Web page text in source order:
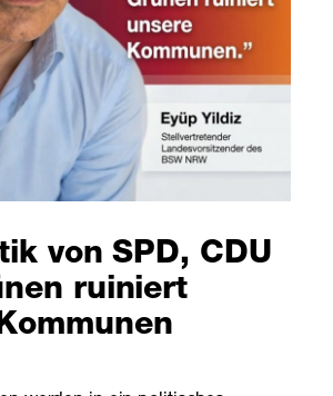
von SPD, CDU
ruiniert